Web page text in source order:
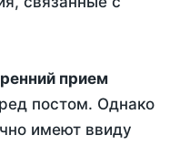
постом. Однако
имеют ввиду